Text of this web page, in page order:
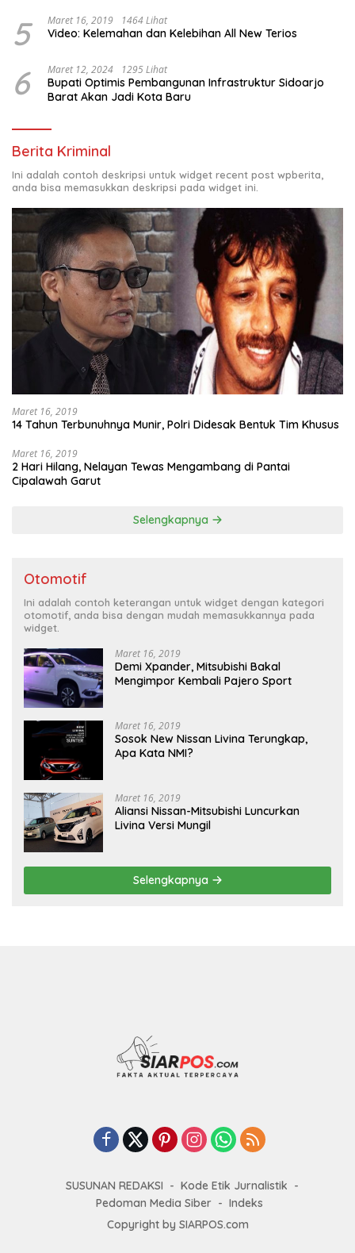
KELUAR KOTA
5 Maret 16, 2019 1464 Lihat
Video: Kelemahan dan Kelebihan All New Terios
6 Maret 12, 2024 1295 Lihat
Bupati Optimis Pembangunan Infrastruktur Sidoarjo
Barat Akan Jadi Kota Baru
Berita Kriminal
Ini adalah contoh deskripsi untuk widget recent post wpberita,
anda bisa memasukkan deskripsi pada widget ini.
Maret 16, 2019
14 Tahun Terbunuhnya Munir, Polri Didesak Bentuk Tim Khusus
Maret 16, 2019
2 Hari Hilang, Nelayan Tewas Mengambang di Pantai
Cipalawah Garut
Selengkapnya
Otomotif
Ini adalah contoh keterangan untuk widget dengan kategori
otomotif, anda bisa dengan mudah memasukkannya pada
widget.
Maret 16, 2019
Demi Xpander, Mitsubishi Bakal
Mengimpor Kembali Pajero Sport
Maret 16, 2019
Sosok New Nissan Livina Terungkap,
Apa Kata NMI?
Maret 16, 2019
Aliansi Nissan-Mitsubishi Luncurkan
Livina Versi Mungil
Selengkapnya
SUSUNAN REDAKSI
Kode Etik Jurnalistik
Pedoman Media Siber
Indeks
Copyright by SIARPOS.com